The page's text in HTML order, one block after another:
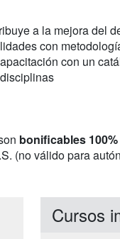
a la mejora del
con
con un
bonificables
(no válido para
Cursos